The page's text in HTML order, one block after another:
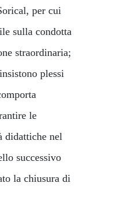
per cui
sulla condotta
straordinaria;
plessi
le
didattiche nel
successivo
la chiusura di